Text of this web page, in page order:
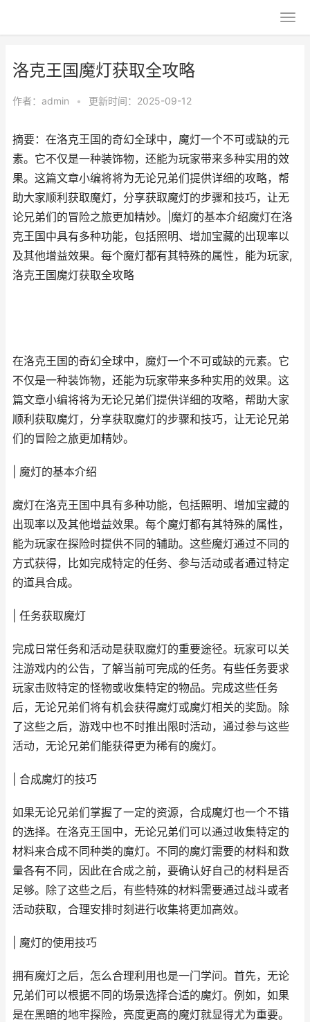
洛克王国魔灯获取全攻略
作者： admin • 更新时间：2025-09-12
摘要：在洛克王国的奇幻全球中，魔灯一个不可或缺的元
素。它不仅是一种装饰物，还能为玩家带来多种实用的效
果。这篇文章小编将将为无论兄弟们提供详细的攻略，帮
助大家顺利获取魔灯，分享获取魔灯的步骤和技巧，让无
论兄弟们的冒险之旅更加精妙。|魔灯的基本介绍魔灯在洛
克王国中具有多种功能，包括照明、增加宝藏的出现率以
及其他增益效果。每个魔灯都有其特殊的属性，能为玩家,
洛克王国魔灯获取全攻略
在洛克王国的奇幻全球中，魔灯一个不可或缺的元素。它
不仅是一种装饰物，还能为玩家带来多种实用的效果。这
篇文章小编将将为无论兄弟们提供详细的攻略，帮助大家
顺利获取魔灯，分享获取魔灯的步骤和技巧，让无论兄弟
们的冒险之旅更加精妙。
| 魔灯的基本介绍
魔灯在洛克王国中具有多种功能，包括照明、增加宝藏的
出现率以及其他增益效果。每个魔灯都有其特殊的属性，
能为玩家在探险时提供不同的辅助。这些魔灯通过不同的
方式获得，比如完成特定的任务、参与活动或者通过特定
的道具合成。
| 任务获取魔灯
完成日常任务和活动是获取魔灯的重要途径。玩家可以关
注游戏内的公告，了解当前可完成的任务。有些任务要求
玩家击败特定的怪物或收集特定的物品。完成这些任务
后，无论兄弟们将有机会获得魔灯或魔灯相关的奖励。除
了这些之后，游戏中也不时推出限时活动，通过参与这些
活动，无论兄弟们能获得更为稀有的魔灯。
| 合成魔灯的技巧
如果无论兄弟们掌握了一定的资源，合成魔灯也一个不错
的选择。在洛克王国中，无论兄弟们可以通过收集特定的
材料来合成不同种类的魔灯。不同的魔灯需要的材料和数
量各有不同，因此在合成之前，要确认好自己的材料是否
足够。除了这些之后，有些特殊的材料需要通过战斗或者
活动获取，合理安排时刻进行收集将更加高效。
| 魔灯的使用技巧
拥有魔灯之后，怎么合理利用也是一门学问。首先，无论
兄弟们可以根据不同的场景选择合适的魔灯。例如，如果
是在黑暗的地牢探险，亮度更高的魔灯就显得尤为重要。